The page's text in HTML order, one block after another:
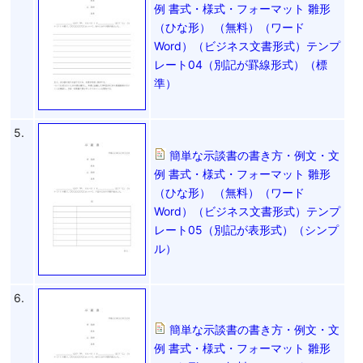
例 書式・様式・フォーマット 雛形
（ひな形） （無料）（ワード
Word）（ビジネス文書形式）テンプ
レート04（別記が罫線形式）（標
準）
5.
簡単な示談書の書き方・例文・文
例 書式・様式・フォーマット 雛形
（ひな形） （無料）（ワード
Word）（ビジネス文書形式）テンプ
レート05（別記が表形式）（シンプ
ル）
6.
簡単な示談書の書き方・例文・文
例 書式・様式・フォーマット 雛形